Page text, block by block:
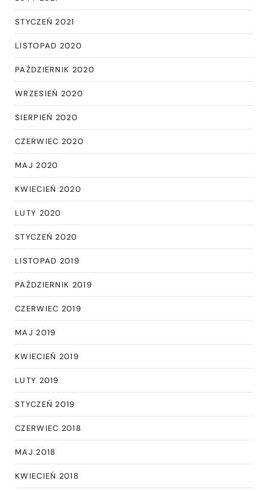
STYCZEŃ 2021
LISTOPAD 2020
PAŹDZIERNIK 2020
WRZESIEŃ 2020
SIERPIEŃ 2020
CZERWIEC 2020
MAJ 2020
KWIECIEŃ 2020
LUTY 2020
STYCZEŃ 2020
LISTOPAD 2019
PAŹDZIERNIK 2019
CZERWIEC 2019
MAJ 2019
KWIECIEŃ 2019
LUTY 2019
STYCZEŃ 2019
CZERWIEC 2018
MAJ 2018
KWIECIEŃ 2018